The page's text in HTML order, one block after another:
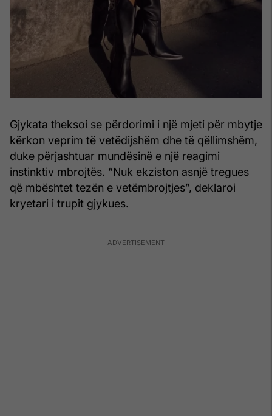
Gjykata theksoi se përdorimi i një mjeti për mbytje
kërkon veprim të vetëdijshëm dhe të qëllimshëm,
duke përjashtuar mundësinë e një reagimi
instinktiv mbrojtës. “Nuk ekziston asnjë tregues
që mbështet tezën e vetëmbrojtjes”, deklaroi
kryetari i trupit gjykues.